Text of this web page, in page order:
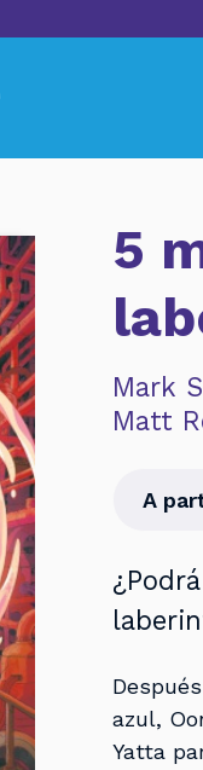
5
Mark
Matt
A
azul,
Yatta